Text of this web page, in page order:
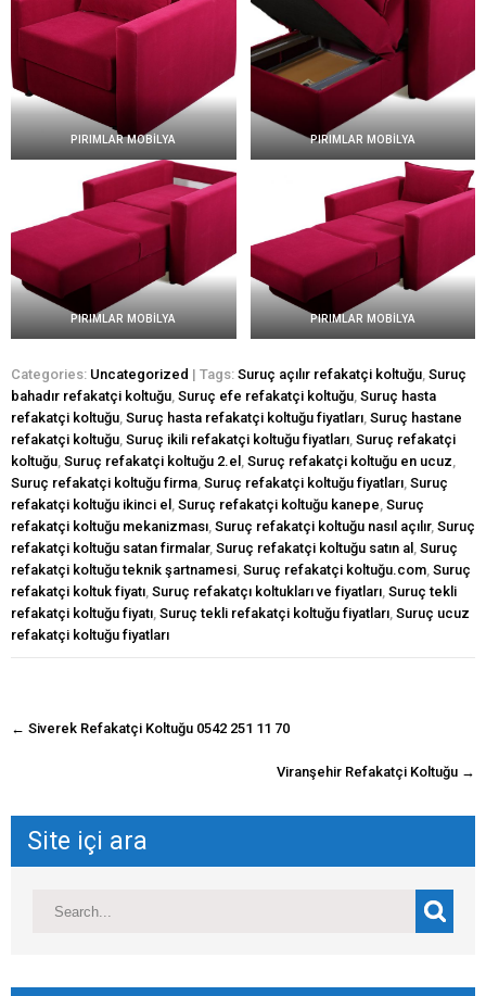
PIRIMLAR MOBİLYA PIRIMLAR MOBİLYA
PIRIMLAR MOBİLYA PIRIMLAR MOBİLYA
Categories: Uncategorized | Tags: Suruç açılır refakatçi koltuğu Suruç
bahadır refakatçi koltuğu Suruç efe refakatçi koltuğu Suruç hasta
refakatçi koltuğu Suruç hasta refakatçi koltuğu fiyatları Suruç hastane
refakatçi koltuğu Suruç ikili refakatçi koltuğu fiyatları Suruç refakatçi
koltuğu Suruç refakatçi koltuğu 2.el Suruç refakatçi koltuğu en ucuz
Suruç refakatçi koltuğu firma Suruç refakatçi koltuğu fiyatları Suruç
refakatçi koltuğu ikinci el
Suruç refakatçi koltuğu kanepe Suruç
refakatçi koltuğu mekanizması Suruç refakatçi koltuğu nasıl açılır, Suruç
refakatçi koltuğu satan firmalar, Suruç refakatçi koltuğu satın al Suruç
refakatçi koltuğu teknik şartnamesi Suruç refakatçi koltuğu.com Suruç
refakatçi koltuk fiyatı Suruç refakatçı koltukları ve fiyatları Suruç tekli
refakatçi koltuğu fiyatı Suruç tekli refakatçi koltuğu fiyatları Suruç ucuz
refakatçi koltuğu fiyatları
navigasyon
← Siverek Refakatçi Koltuğu 0542 251 11 70
Viranşehir Refakatçi Koltuğu →
Site içi ara